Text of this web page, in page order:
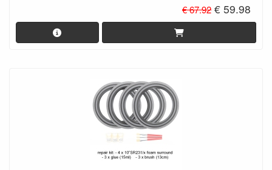
€ 67.92 € 59.98